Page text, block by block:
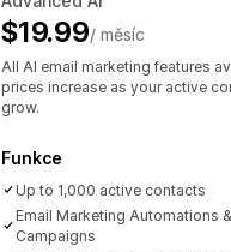
A/​B testování Pravidla
zákazníků zpět
Průzkumy
Vlastní kód
Shromažďování
shromažďování
$19.99/ měsíc
All AI email marketing features
prices increase as your active
grow.
Funkce
Up to 1,000 active contacts
Email Marketing Automations &
Campaigns